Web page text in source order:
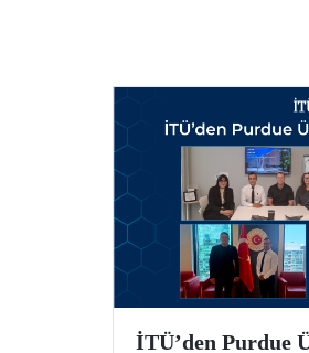
İTÜ’den Purdue